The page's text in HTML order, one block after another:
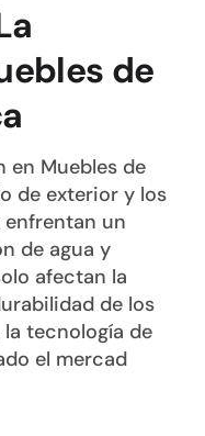
de
en Muebles de
de exterior y los
un
de agua y
afectan la
de los
tecnología de
el mercad